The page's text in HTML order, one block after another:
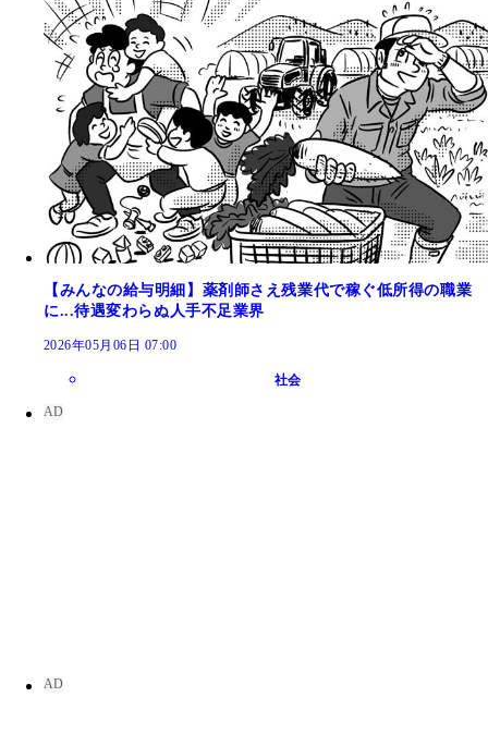
【みんなの給与明細】薬剤師さえ残業代で稼ぐ低所得の職業
に...待遇変わらぬ人手不足業界
2026年05月06日 07:00
社会